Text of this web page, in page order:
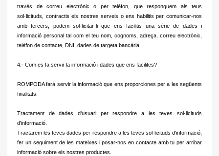
través de correu electrònic o per telèfon, que responguem als teus
sol·licituds, contractis els nostres serveis o ens habilitis per comunicar-nos
amb tercers, podem sol·licitar-li que ens facilitis una sèrie de dades i
informació personal tal com el teu nom, cognoms, adreça, correu electrònic,
telèfon de contacte, DNI, dades de targeta bancària.
4.- Com es fa servir la informació i dades que ens facilites?
ROMPODA farà servir la informació que ens proporciones per a les següents
finalitats:
Tractament de dades d'usuari per respondre a les teves sol·licituds
d'informació.
Tractarem les teves dades per respondre a les teves sol·licituds d'informació,
fer un seguiment de les mateixes i posar-nos en contacte amb tu per arribar
informació sobre els nostres productes.